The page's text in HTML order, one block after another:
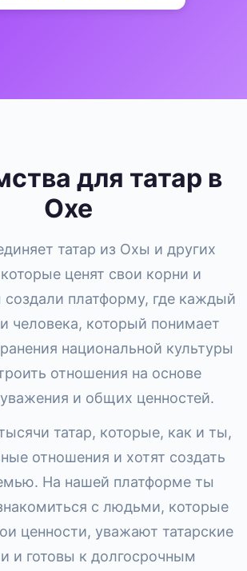
для татар в
Охе
татар из Охы и других
ценят свои корни и
платформу, где каждый
человека, который понимает
национальной культуры
отношения на основе
и общих ценностей.
татар, которые, как и ты,
отношения и хотят создать
На нашей платформе ты
с людьми, которые
ценности, уважают татарские
и готовы к долгосрочным